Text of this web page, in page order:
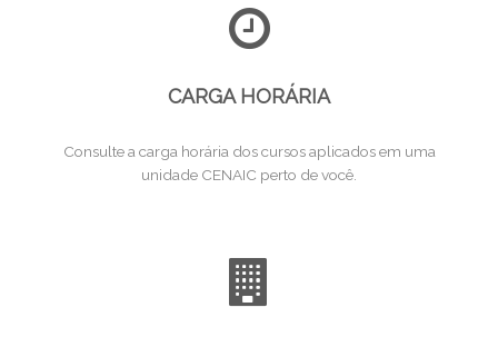
CARGA HORÁRIA
Consulte a carga horária dos cursos aplicados em uma
unidade CENAIC perto de você.